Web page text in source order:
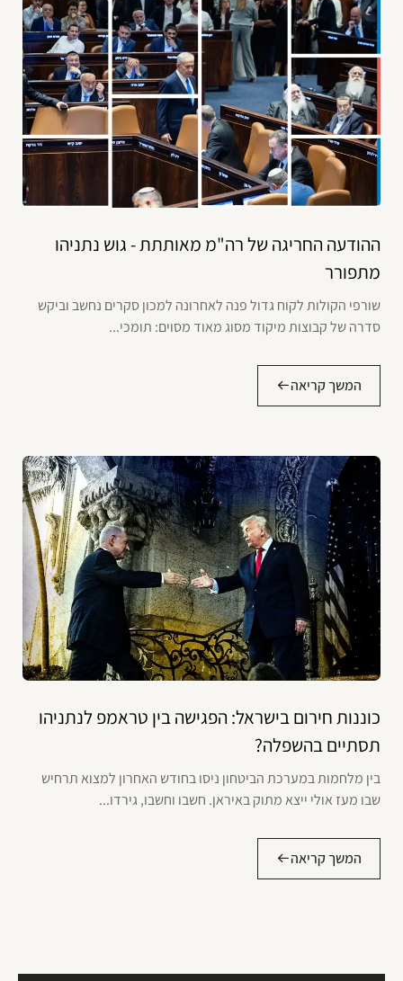
ההודעה החריגה של רה"מ מאותתת - גוש נתניהו
מתפורר
שורפי הקולות לקוח גדול פנה לאחרונה למכון סקרים נחשב וביקש
סדרה של קבוצות מיקוד מסוג מאוד מסוים: תומכי...
המשך קריאה
כוננות חירום בישראל: הפגישה בין טראמפ לנתניהו
תסתיים בהשפלה?
בין מלחמות במערכת הביטחון ניסו בחודש האחרון למצוא תרחיש
שבו מעז אולי ייצא מתוק באיראן. חשבו וחשבו, גירדו...
המשך קריאה